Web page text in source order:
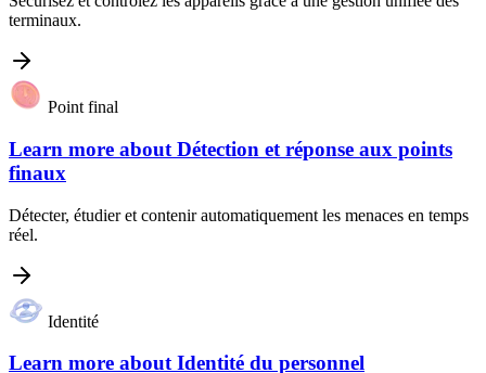
terminaux.
Point final
Learn more about Détection et réponse aux points
finaux
Détecter, étudier et contenir automatiquement les menaces en temps
réel.
Identité
Learn more aboutIdentité du personnel